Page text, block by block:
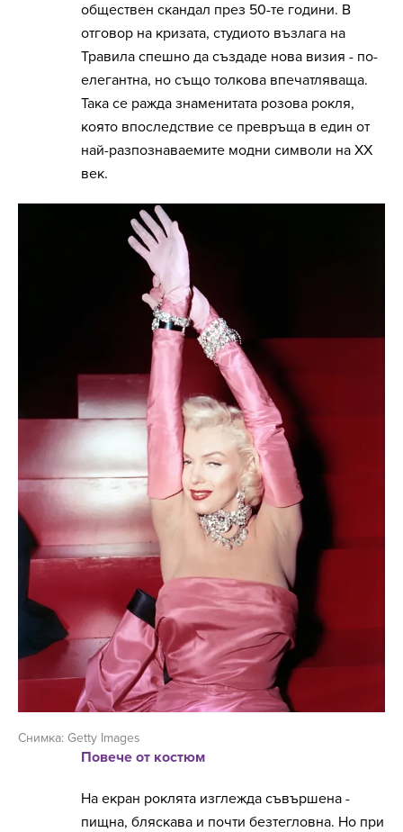
обществен скандал през 50-те години. В
отговор на кризата, студиото възлага на
Травила спешно да създаде нова визия - по-
елегантна, но също толкова впечатляваща.
Така се ражда знаменитата розова рокля,
която впоследствие се превръща в един от
най-разпознаваемите модни символи на ХХ
век.
Снимка: Getty Images
Повече от костюм
На екран роклята изглежда съвършена -
пищна, бляскава и почти безтегловна. Но при